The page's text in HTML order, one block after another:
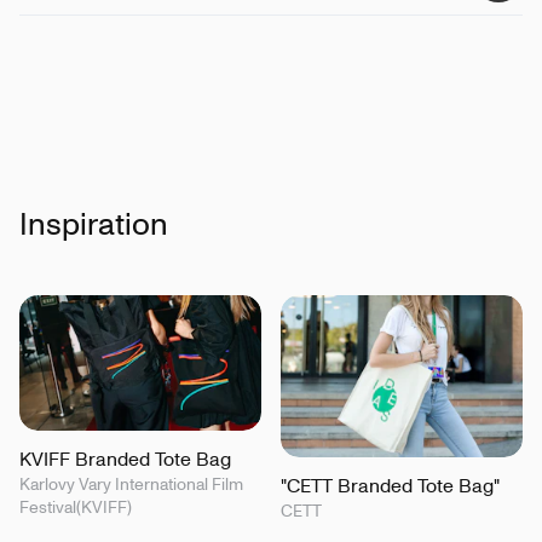
Inspiration
KVIFF Branded Tote Bag
Karlovy Vary International Film
Festival(KVIFF)
"CETT Branded Tote Bag"
CETT